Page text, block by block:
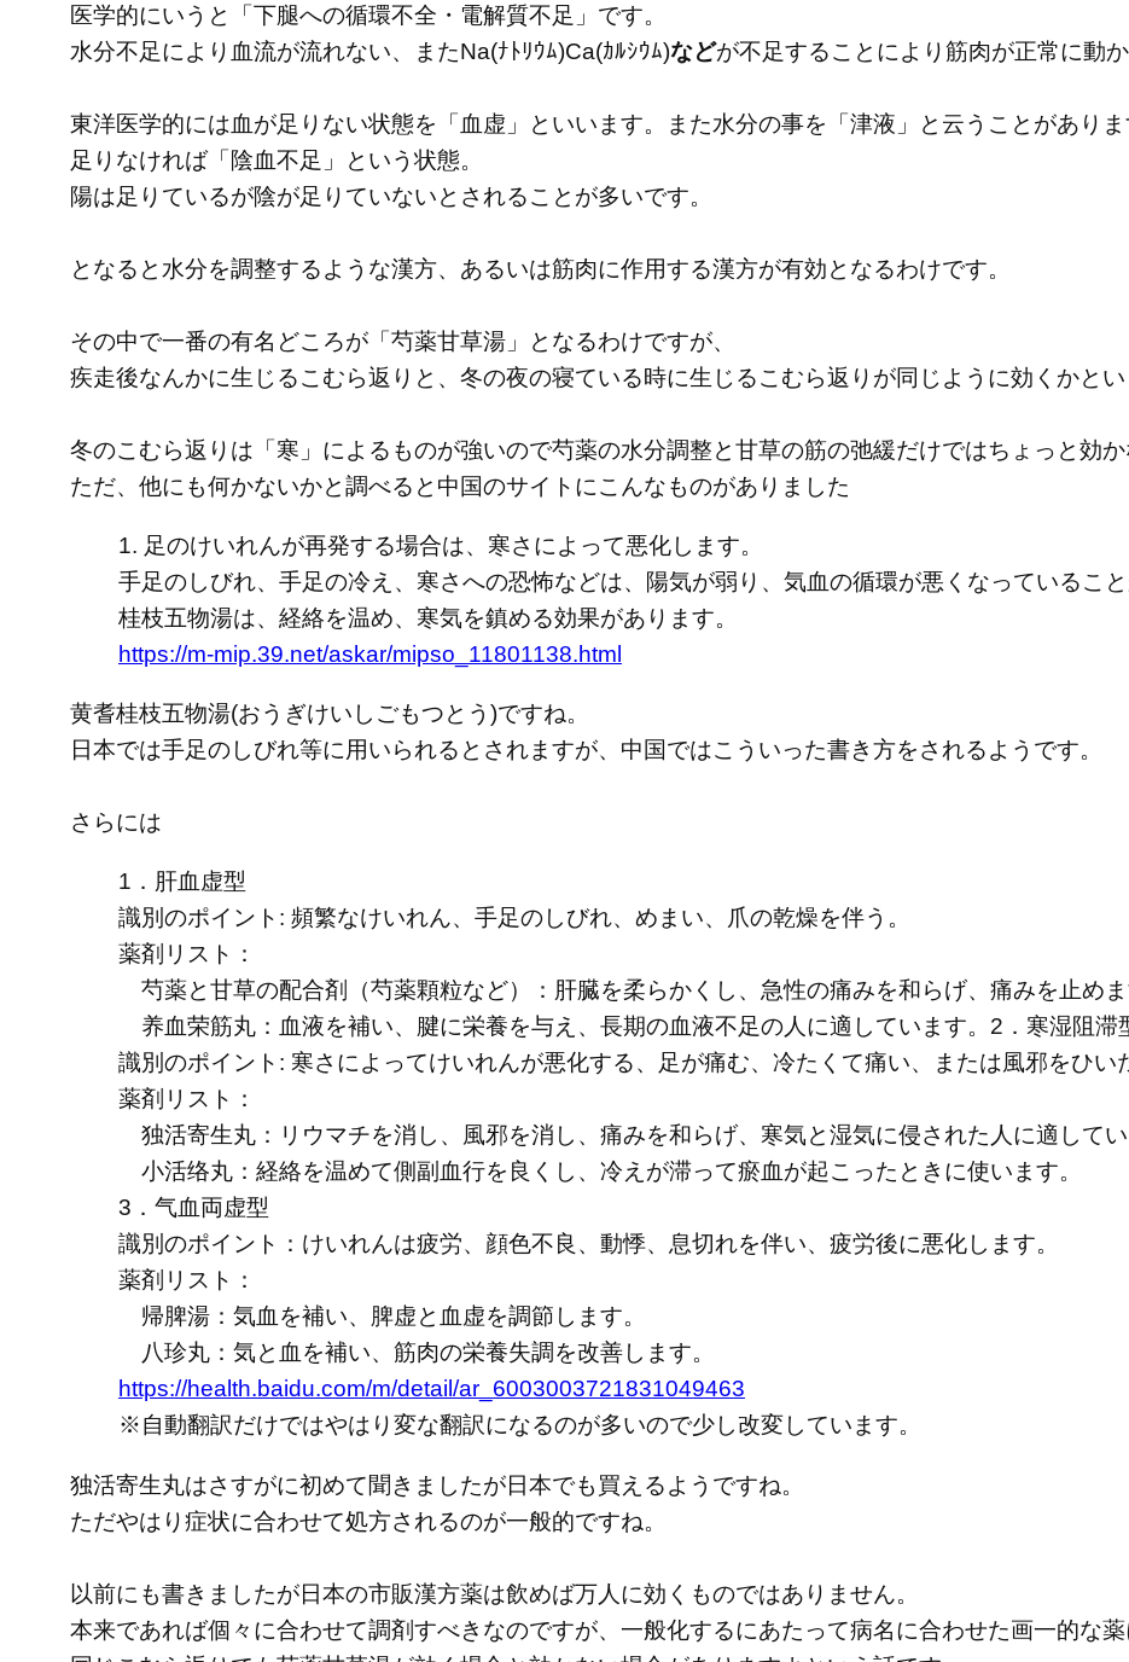
医学的にいうと「下腿への循環不全・電解質不足」です。
水分不足により血流が流れない、またNa(ﾅﾄﾘｳﾑ)Ca(ｶﾙｼｳﾑ)などが不足することにより筋肉が正常に動
東洋医学的には血が足りない状態を「血虚」といいます。また水分の事を「津液」と云うことがあり
足りなければ「陰血不足」という状態。
陽は足りているが陰が足りていないとされることが多いです。
となると水分を調整するような漢方、あるいは筋肉に作用する漢方が有効となるわけです。
その中で一番の有名どころが「芍薬甘草湯」となるわけですが、
疾走後なんかに生じるこむら返りと、冬の夜の寝ている時に生じるこむら返りが同じように効くかとい
冬のこむら返りは「寒」によるものが強いので芍薬の水分調整と甘草の筋の弛緩だけではちょっと効か
ただ、他にも何かないかと調べると中国のサイトにこんなものがありました
1. 足のけいれんが再発する場合は、寒さによって悪化します。
手足のしびれ、手足の冷え、寒さへの恐怖などは、陽気が弱り、気血の循環が悪くなっているこ
桂枝五物湯は、経絡を温め、寒気を鎮める効果があります。
https://m-mip.39.net/askar/mipso_11801138.html
黄耆桂枝五物湯(おうぎけいしごもつとう)ですね。
日本では手足のしびれ等に用いられるとされますが、中国ではこういった書き方をされるようです。
さらには
1．肝血虚型
識別のポイント: 頻繁なけいれん、手足のしびれ、めまい、爪の乾燥を伴う。
薬剤リスト：
芍薬と甘草の配合剤（芍薬顆粒など）：肝臓を柔らかくし、急性の痛みを和らげ、痛みを止めま
养血荣筋丸：血液を補い、腱に栄養を与え、長期の血液不足の人に適しています。2．寒湿阻滞
識別のポイント: 寒さによってけいれんが悪化する、足が痛む、冷たくて痛い、または風邪をひい
薬剤リスト：
独活寄生丸：リウマチを消し、風邪を消し、痛みを和らげ、寒気と湿気に侵された人に適してい
小活络丸：経絡を温めて側副血行を良くし、冷えが滞って瘀血が起こったときに使います。
3．气血両虚型
識別のポイント：けいれんは疲労、顔色不良、動悸、息切れを伴い、疲労後に悪化します。
薬剤リスト：
帰脾湯：気血を補い、脾虚と血虚を調節します。
八珍丸：気と血を補い、筋肉の栄養失調を改善します。
https://health.baidu.com/m/detail/ar_6003003721831049463
※自動翻訳だけではやはり変な翻訳になるのが多いので少し改変しています。
独活寄生丸はさすがに初めて聞きましたが日本でも買えるようですね。
ただやはり症状に合わせて処方されるのが一般的ですね。
以前にも書きましたが日本の市販漢方薬は飲めば万人に効くものではありません。
本来であれば個々に合わせて調剤すべきなのですが、一般化するにあたって病名に合わせた画一的な薬